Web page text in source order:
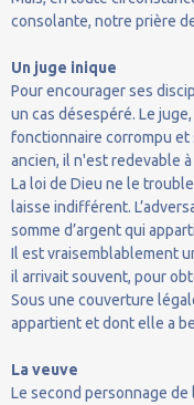
consolante, notre prière
Un juge inique
Pour encourager ses
un cas désespéré. Le
fonctionnaire corrompu et
ancien, il n'est redevable
La loi de Dieu ne le
laisse indifférent.
somme d’argent qui
Il est vraisemblablement
il arrivait souvent, pour
Sous une couverture
appartient et dont elle a
La veuve
Le second personnage